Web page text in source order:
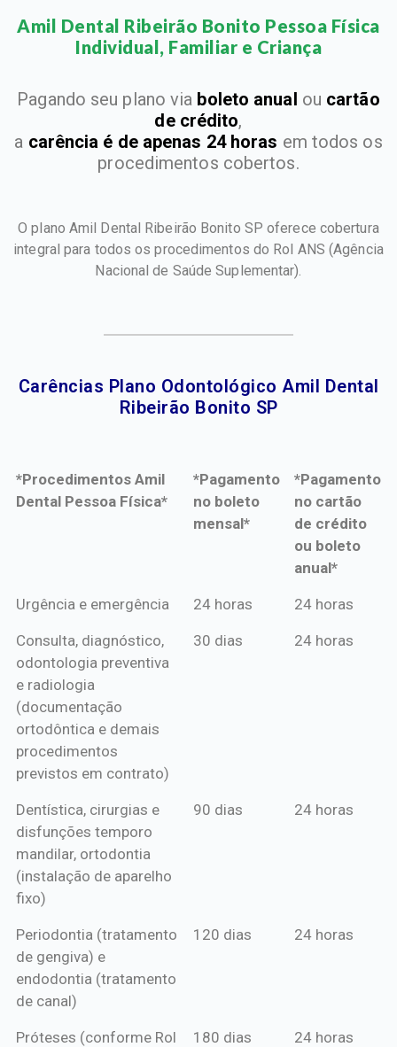
Amil Dental Ribeirão Bonito Pessoa Física
Individual, Familiar e Criança​
Pagando seu plano via boleto anual ou cartão
de crédito,
a carência é de apenas 24 horas em todos os
procedimentos cobertos.
O plano Amil Dental Ribeirão Bonito SP oferece cobertura
integral para todos os procedimentos do Rol ANS (Agência
Nacional de Saúde Suplementar).
Carências Plano Odontológico Amil Dental
Ribeirão Bonito SP​
*Procedimentos Amil
Dental Pessoa Física*
*Pagamento
no boleto
mensal*
*Pagamento
no cartão
de crédito
ou boleto
anual*
*Procedimentos Amil
*Pagamento
mensal*
*Pagamento
de crédito
Urgência e emergência 24 horas 24 horas
Consulta, diagnóstico,
odontologia preventiva
e radiologia
(documentação
ortodôntica e demais
procedimentos
previstos em contrato)
30 dias 24 horas
Dentística, cirurgias e
disfunções temporo
mandilar, ortodontia
(instalação de aparelho
fixo)
90 dias 24 horas
Periodontia (tratamento
de gengiva) e
endodontia (tratamento
de canal)
120 dias 24 horas
Próteses (conforme Rol
180 dias 24 horas